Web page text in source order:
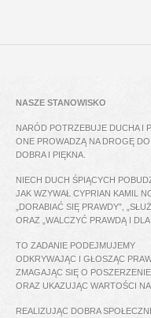
NASZE STANOWISKO
NARÓD POTRZEBUJE DUCHA I
ONE PROWADZĄ NA DROGĘ DO
DOBRA I PIĘKNA.
NIECH DUCH ŚPIĄCYCH
JAK WZYWAŁ CYPRIAN KAMIL
„DORABIAĆ SIĘ PRAWDY”,
ORAZ „WALCZYĆ PRAWDĄ I DLA
TO ZADANIE PODEJMUJEMY
ODKRYWAJĄC I GŁOSZĄC
ZMAGAJĄC SIĘ O
ORAZ UKAZUJĄC WARTOŚCI
REALIZUJĄC DOBRA